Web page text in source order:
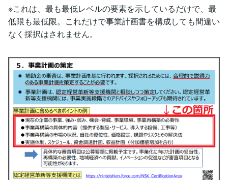
※これは、最も最低レベルの要素を示しているだけで、最
低限も最低限。これだけで事業計画書を構成しても間違い
なく採択はされません。